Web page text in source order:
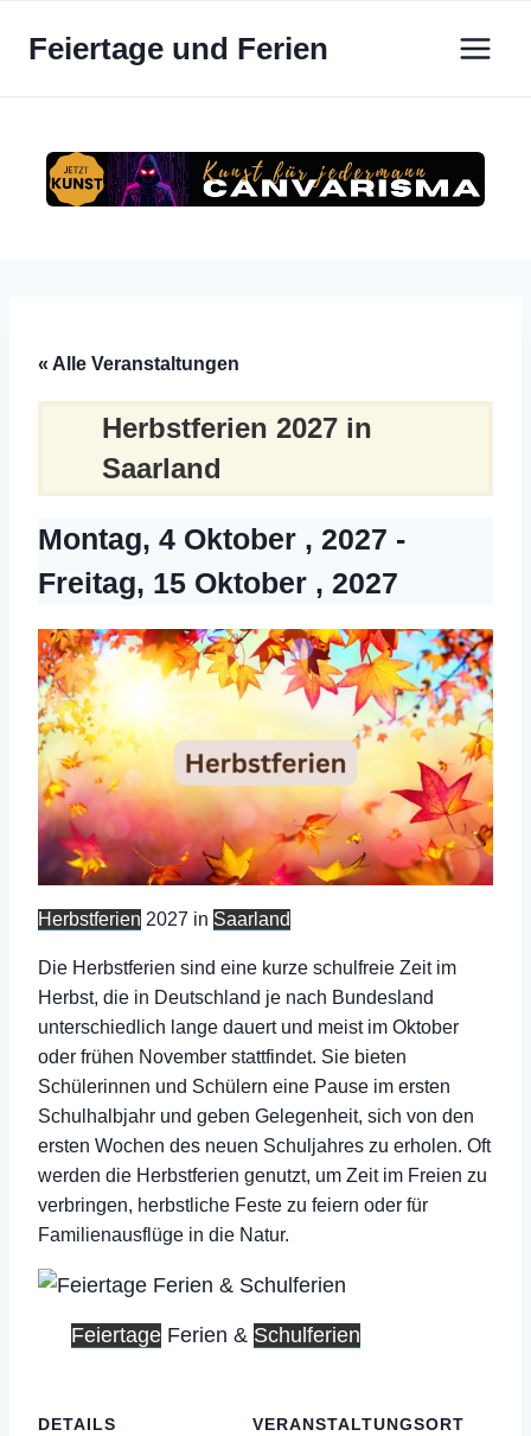
InhaltFeiertage und Ferien
« Alle Veranstaltungen
Herbstferien 2027 in
Saarland
Montag, 4 Oktober , 2027 -
Freitag, 15 Oktober , 2027
Herbstferien 2027 in Saarland
Die Herbstferien sind eine kurze schulfreie Zeit im
Herbst, die in Deutschland je nach Bundesland
unterschiedlich lange dauert und meist im Oktober
oder frühen November stattfindet. Sie bieten
Schülerinnen und Schülern eine Pause im ersten
Schulhalbjahr und geben Gelegenheit, sich von den
ersten Wochen des neuen Schuljahres zu erholen. Oft
werden die Herbstferien genutzt, um Zeit im Freien zu
verbringen, herbstliche Feste zu feiern oder für
Familienausflüge in die Natur.
Feiertage Ferien & Schulferien
DETAILS
VERANSTALTUNGSORT